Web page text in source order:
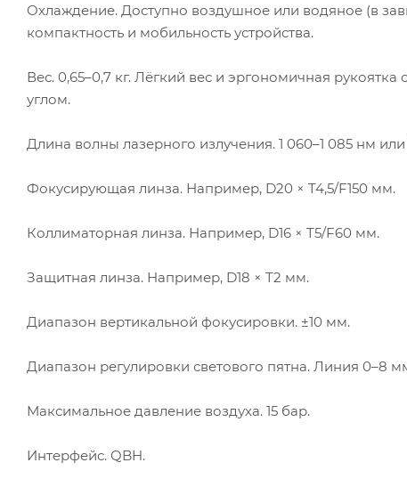
Охлаждение. Доступно воздушное или водяное (в
компактность и мобильность устройства.
Вес. 0,65–0,7 кг. Лёгкий вес и эргономичная
углом.
Длина волны лазерного излучения. 1 060–1 085 нм
Фокусирующая линза. Например, D20 × T4,5/F150 мм.
Коллиматорная линза. Например, D16 × T5/F60 мм.
Защитная линза. Например, D18 × T2 мм.
Диапазон вертикальной фокусировки. ±10 мм.
Диапазон регулировки светового пятна. Линия 0–8
Максимальное давление воздуха. 15 бар.
Интерфейс. QBH.